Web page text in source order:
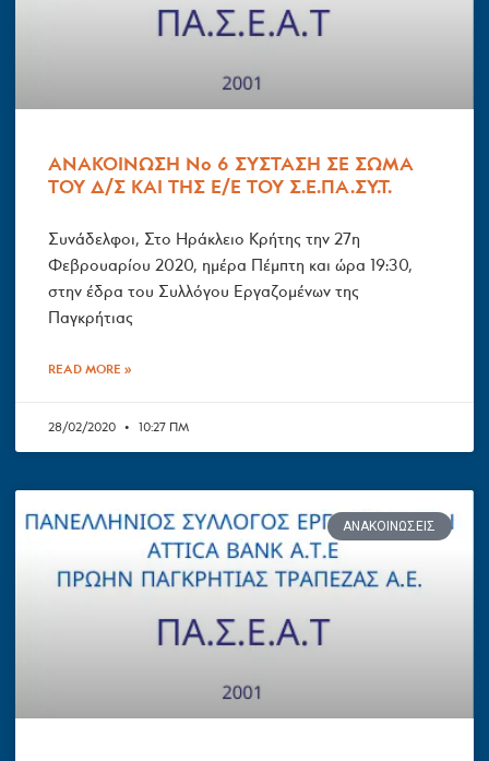
ΑΝΑΚΟΙΝΩΣΗ Νο 6 ΣΥΣΤΑΣΗ ΣΕ ΣΩΜΑ
ΤΟΥ Δ/Σ ΚΑΙ ΤΗΣ Ε/Ε ΤΟΥ Σ.Ε.ΠΑ.ΣΥ.Τ.
Συνάδελφοι, Στο Ηράκλειο Κρήτης την 27η
Φεβρουαρίου 2020, ημέρα Πέμπτη και ώρα 19:30,
στην έδρα του Συλλόγου Εργαζομένων της
Παγκρήτιας
READ MORE »
28/02/2020 10:27 ΠΜ
ΑΝΑΚΟΙΝΏΣΕΙΣ